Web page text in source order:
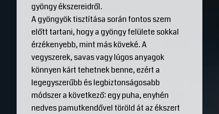
gyöngy ékszereidről.
A gyöngyök tisztítása során fontos szem
előtt tartani, hogy a gyöngy felülete sokkal
érzékenyebb, mint más köveké. A
vegyszerek, savas vagy lúgos anyagok
könnyen kárt tehetnek benne, ezért a
legegyszerűbb és legbiztonságosabb
módszer a következő: egy puha, enyhén
nedves pamutkendővel töröld át az ékszert